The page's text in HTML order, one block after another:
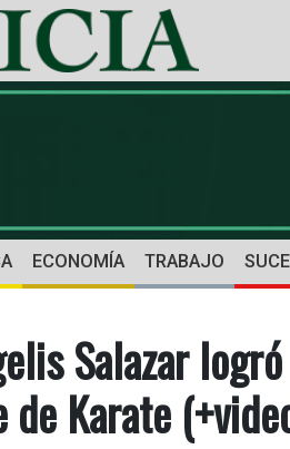
ECONOMÍA TRABAJO
Salazar
Karate